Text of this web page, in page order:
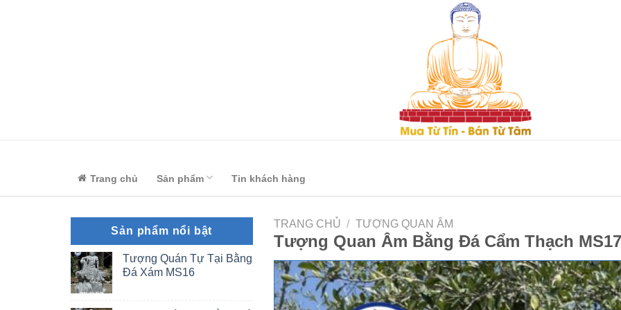
Trang chủ Sản phẩm Tin khách hàng
Sản phẩm nổi bật
Tượng Quán Tự Tại Bằng
Đá Xám MS16
TRANG CHỦ / TƯỢNG QUAN ÂM
Tượng Quan Âm Bằng Đá Cẩm Thạch MS17